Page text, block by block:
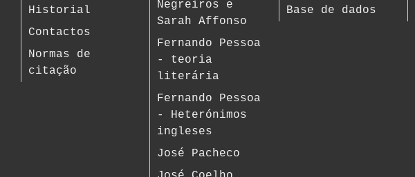
Historial
Contactos
Normas de
citação
Negreiros e
Sarah Affonso
Fernando Pessoa
- teoria
literária
Fernando Pessoa
- Heterónimos
ingleses
José Pacheco
Base de dados